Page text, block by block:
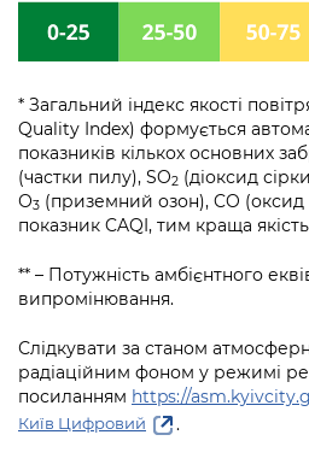
* Загальний індекс якості
Quality Index) формується
показників кількох основних
(частки пилу), SO2 (діоксид
О3 (приземний озон), CO
показник CAQI, тим краща
** – Потужність амбієнтного
випромінювання.
Слідкувати за станом
радіаційним фоном у режимі
посиланням https://
Київ Цифровий .